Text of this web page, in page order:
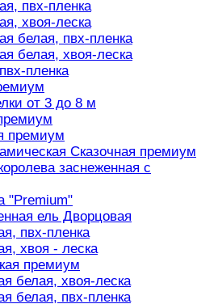
пвх-пленка
хвоя-леска
белая, пвх-пленка
белая, хвоя-леска
пленка
от 3 до 8 м
премиум
Сказочная премиум
заснеженная с
"Premium"
ель Дворцовая
пвх-пленка
хвоя - леска
премиум
белая, хвоя-леска
белая, пвх-пленка